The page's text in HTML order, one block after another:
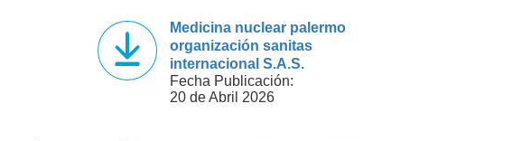
Medicina nuclear palermo
organización sanitas
internacional S.A.S.
Fecha Publicación:
20 de Abril 2026